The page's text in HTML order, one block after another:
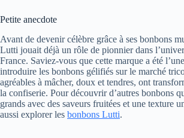
Petite anecdote
Avant de devenir célèbre grâce à ses bonbons
Lutti jouait déjà un rôle de pionnier dans
France. Saviez-vous que cette marque a été
introduire les bonbons gélifiés sur le marché
agréables à mâcher, doux et tendres, ont
la confiserie. Pour découvrir d’autres bonbons
grands avec des saveurs fruitées et une texture
aussi explorer les bonbons Lutti.